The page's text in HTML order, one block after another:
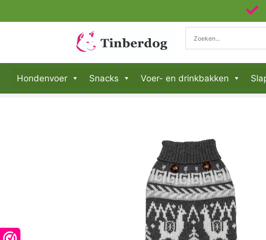
Hondenvoer Snacks Voer- en drinkbakken